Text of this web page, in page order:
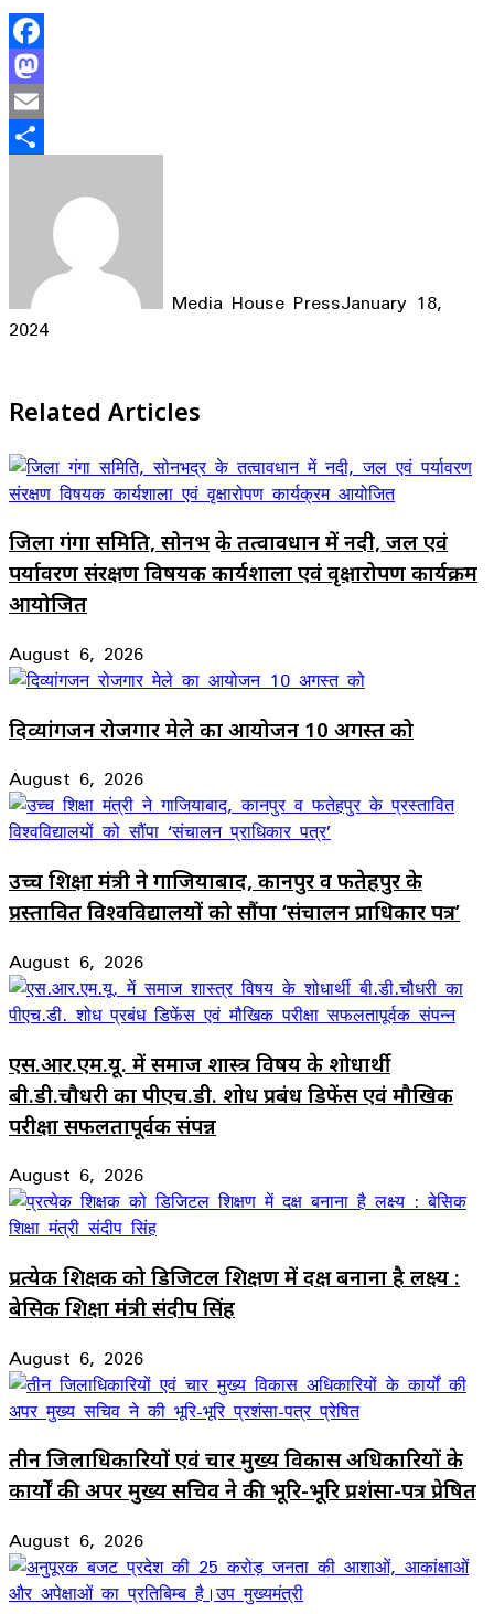
Facebook
Mastodon
Email
Media House PressJanuary 18,
2024
Related Articles
जिला गंगा समिति, सोनभद्र के तत्वावधान में नदी, जल एवं
पर्यावरण संरक्षण विषयक कार्यशाला एवं वृक्षारोपण कार्यक्रम
आयोजित
August 6, 2026
दिव्यांगजन रोजगार मेले का आयोजन 10 अगस्त को
August 6, 2026
उच्च शिक्षा मंत्री ने गाजियाबाद, कानपुर व फतेहपुर के
प्रस्तावित विश्वविद्यालयों को सौंपा ‘संचालन प्राधिकार पत्र’
August 6, 2026
एस.आर.एम.यू. में समाज शास्त्र विषय के शोधार्थी
बी.डी.चौधरी का पीएच.डी. शोध प्रबंध डिफेंस एवं मौखिक
परीक्षा सफलतापूर्वक संपन्न
August 6, 2026
प्रत्येक शिक्षक को डिजिटल शिक्षण में दक्ष बनाना है लक्ष्य :
बेसिक शिक्षा मंत्री संदीप सिंह
August 6, 2026
तीन जिलाधिकारियों एवं चार मुख्य विकास अधिकारियों के
कार्यों की अपर मुख्य सचिव ने की भूरि-भूरि प्रशंसा-पत्र प्रेषित
August 6, 2026